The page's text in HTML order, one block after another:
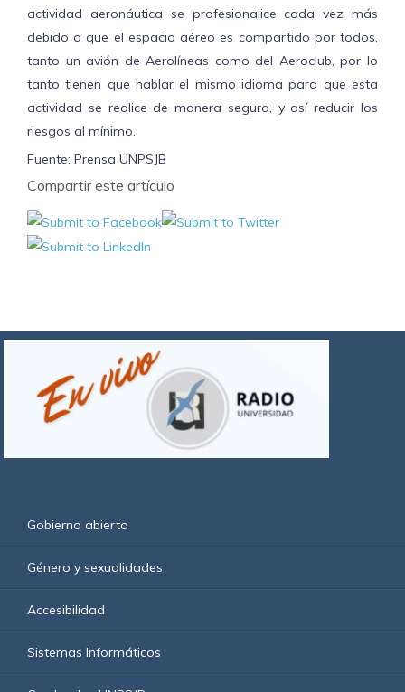
actividad aeronáutica se profesionalice cada vez más
debido a que el espacio aéreo es compartido por todos,
tanto un avión de Aerolíneas como del Aeroclub, por lo
tanto tienen que hablar el mismo idioma para que esta
actividad se realice de manera segura, y así reducir los
riesgos al mínimo.
Fuente: Prensa UNPSJB
Compartir este artículo
Gobierno abierto
Género y sexualidades
Accesibilidad
Sistemas Informáticos